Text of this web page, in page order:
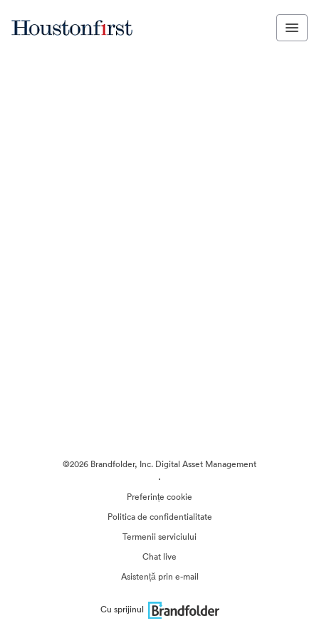
©2026 Brandfolder, Inc. Digital Asset Management
·
Preferințe cookie
Politica de confidentialitate
Termenii serviciului
Chat live
Asistență prin e-mail
Cu sprijinul